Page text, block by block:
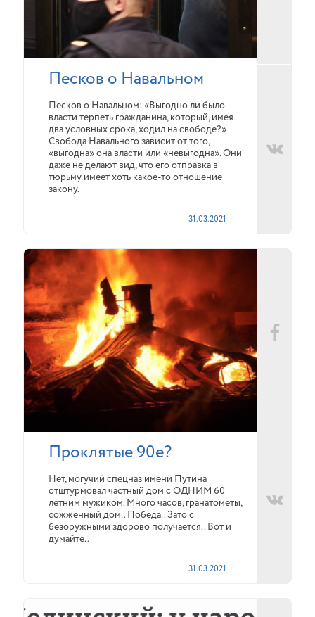
Песков о Навальном
Песков о Навальном: «Выгодно ли было
власти терпеть гражданина, который, имея
два условных срока, ходил на свободе?»
Свобода Навального зависит от того,
«выгодна» она власти или «невыгодна». Они
даже не делают вид, что его отправка в
тюрьму имеет хоть какое-то отношение
закону.
31.03.2021
Проклятые 90е?
Нет, могучий спецназ имени Путина
отштурмовал частный дом с ОДНИМ 60
летним мужиком. Много часов, гранатометы,
сожженный дом.. Победа.. Зато с
безоружными здорово получается.. Вот и
думайте..
31.03.2021